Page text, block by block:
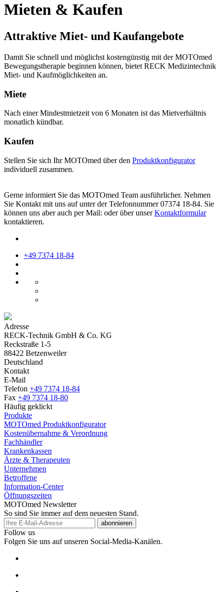
Mieten & Kaufen
Attraktive Miet- und Kaufangebote
Damit Sie schnell und möglichst kostengünstig mit der MOTOmed
Bewegungstherapie beginnen können, bietet RECK Medizintechnik
Miet- und Kaufmöglichkeiten an.
Miete
Nach einer Mindestmietzeit von 6 Monaten ist das Mietverhältnis
monatlich kündbar.
Kaufen
Stellen Sie sich Ihr MOTOmed über den Produktkonfigurator
individuell zusammen.
Gerne informiert Sie das MOTOmed Team ausführlicher. Nehmen
Sie Kontakt mit uns auf unter der Telefonnummer 07374 18-84. Sie
können uns aber auch per Mail: oder über unserKontaktformular
kontaktieren.
+49 7374 18-84
Adresse
RECK-Technik GmbH & Co. KG
Reckstraße 1-5
88422 Betzenweiler
Deutschland
Kontakt
E-Mail
Telefon +49 7374 18-84
Fax +49 7374 18-80
Häufig geklickt
Produkte
MOTOmed Produktkonfigurator
Kostenübernahme & Verordnung
Fachhändler
Krankenkassen
Ärzte & Therapeuten
Unternehmen
Betroffene
Information-Center
Öffnungszeiten
MOTOmed Newsletter
So sind Sie immer auf dem neuesten Stand.
abonnieren
Follow us
Folgen Sie uns auf unseren Social-Media-Kanälen.